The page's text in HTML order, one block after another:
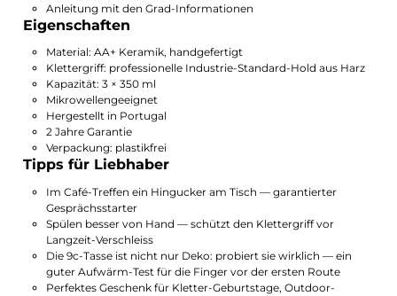
Anleitung mit den Grad-Informationen
Eigenschaften
Material: AA+ Keramik, handgefertigt
Klettergriff: professionelle Industrie-Standard-Hold aus Harz
Kapazität: 3 × 350 ml
Mikrowellengeeignet
Hergestellt in Portugal
2 Jahre Garantie
Verpackung: plastikfrei
Tipps für Liebhaber
Im Café-Treffen ein Hingucker am Tisch — garantierter
Gesprächsstarter
Spülen besser von Hand — schützt den Klettergriff vor
Langzeit-Verschleiss
Die 9c-Tasse ist nicht nur Deko: probiert sie wirklich — ein
guter Aufwärm-Test für die Finger vor der ersten Route
Perfektes Geschenk für Kletter-Geburtstage, Outdoor-